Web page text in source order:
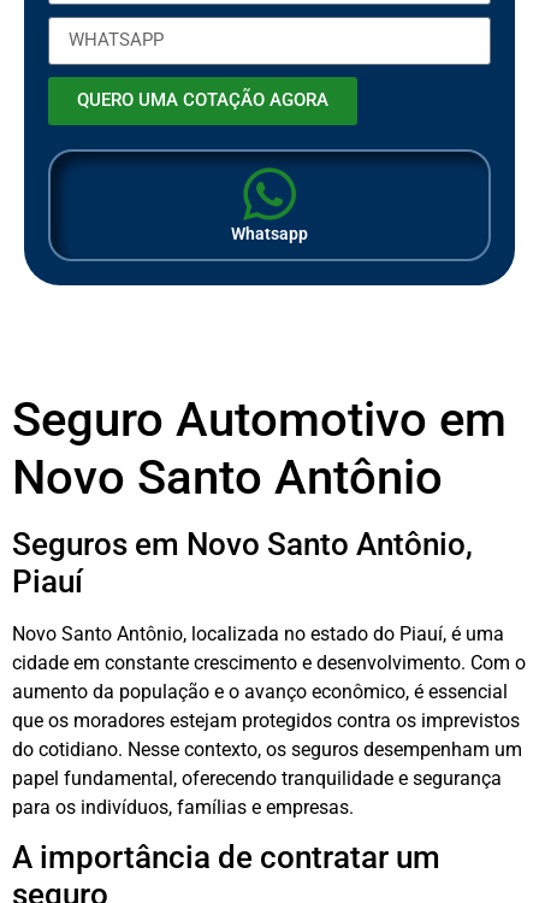
QUERO UMA COTAÇÃO AGORA
Whatsapp
Seguro Automotivo em
Novo Santo Antônio
Seguros em Novo Santo Antônio,
Piauí
Novo Santo Antônio, localizada no estado do Piauí, é uma
cidade em constante crescimento e desenvolvimento. Com o
aumento da população e o avanço econômico, é essencial
que os moradores estejam protegidos contra os imprevistos
do cotidiano. Nesse contexto, os seguros desempenham um
papel fundamental, oferecendo tranquilidade e segurança
para os indivíduos, famílias e empresas.
A importância de contratar um
seguro